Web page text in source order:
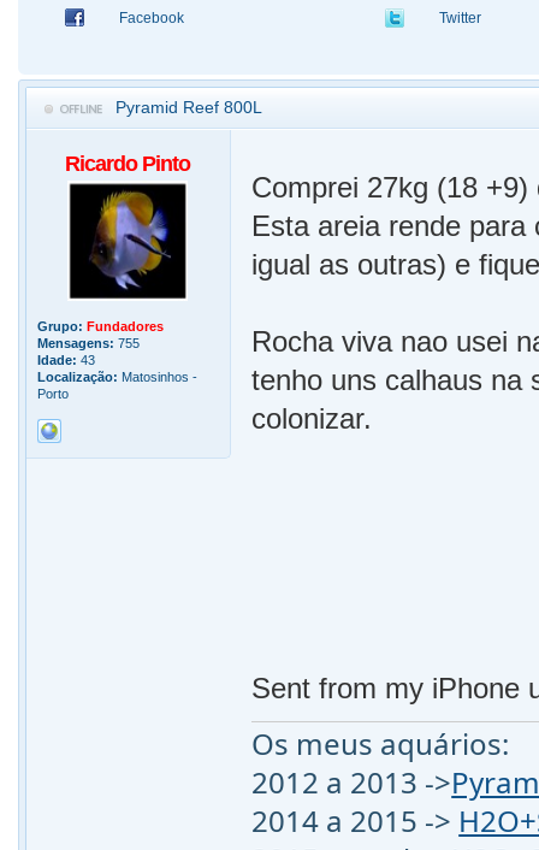
Facebook Twitter
Pyramid Reef 800L
Ricardo Pinto
Grupo: Fundadores
Mensagens: 755
Idade: 43
Localização: Matosinhos -
Porto
Comprei 27kg (18
Esta areia rende
igual as outras) e
Rocha viva nao usei
tenho uns calhaus na
colonizar.
Sent from my iPhone
Os meus aquários:
2012 a 2013 ->
2014 a 2015 ->